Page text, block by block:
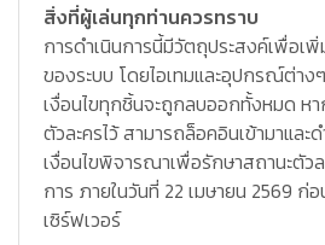
สิ่งที่ผู้เล่นทุกท่านควรทราบ
การดำเนินการนี้มีวัตถุประสงค์เพื่อเ
ของระบบ โดยไอเทมและอุปกรณ์ต่าง
เงื่อนไขทุกชิ้นจะถูกลบออกทั้งหมด ห
ตัวละครไว้ สามารถล็อคอินเข้ามาและ
เงื่อนไขพิจารณาเพื่อรักษาสถานะตัว
การ ภายในวันที่ 22 เมษายน 2569 ก่
เซิร์ฟเวอร์